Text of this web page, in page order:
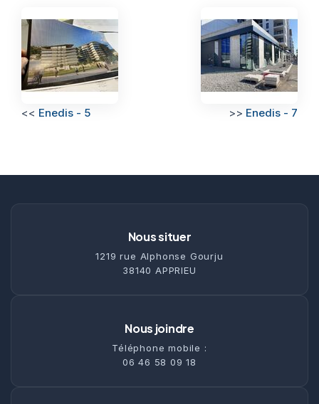
<< Enedis - 5 >> Enedis - 7
Nous situer
1219 rue Alphonse Gourju
38140 APPRIEU
Nous joindre
Téléphone mobile :
06 46 58 09 18